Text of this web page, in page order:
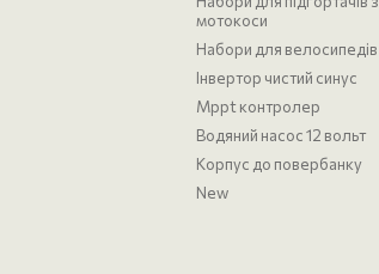
мотокоси
Набори для велосипедів
Інвертор чистий синус
Mppt контролер
Водяний насос 12 вольт
Корпус до повербанку
New